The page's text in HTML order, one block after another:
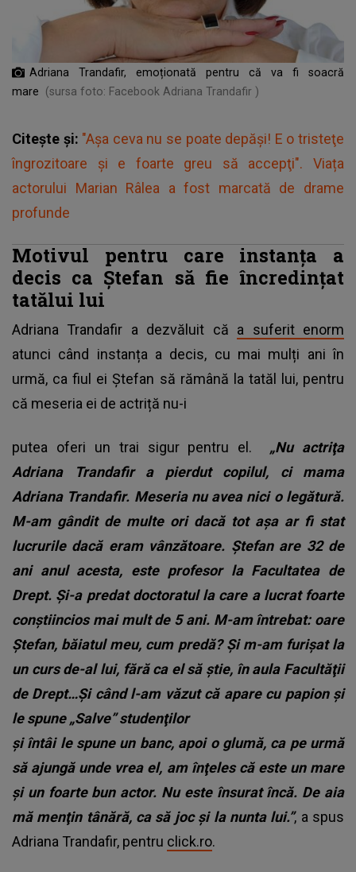
Adriana Trandafir, emoționată pentru că va fi soacră
mare
(sursa foto: Facebook Adriana Trandafir )
Citește și: "Aşa ceva nu se poate depăşi! E o tristeţe
îngrozitoare şi e foarte greu să accepţi". Viața
actorului Marian Râlea a fost marcată de drame
profunde
Motivul pentru care instanța a
decis ca Ștefan să fie încredințat
tatălui lui
Adriana Trandafir a dezvăluit că a suferit enorm
atunci când instanța a decis, cu mai mulți ani în
urmă, ca fiul ei Ștefan să rămână la tatăl lui, pentru
că meseria ei de actriță nu-i
putea oferi un trai sigur pentru el. „Nu actriţa
Adriana Trandafir a pierdut copilul, ci mama
Adriana Trandafir. Meseria nu avea nici o legătură.
M-am gândit de multe ori dacă tot aşa ar fi stat
lucrurile dacă eram vânzătoare. Ştefan are 32 de
ani anul acesta, este profesor la Facultatea de
Drept. Şi-a predat doctoratul la care a lucrat foarte
conştiincios mai mult de 5 ani. M-am întrebat: oare
Ştefan, băiatul meu, cum predă? Şi m-am furişat la
un curs de-al lui, fără ca el să ştie, în aula Facultăţii
de Drept…Şi când l-am văzut că apare cu papion şi
le spune „Salve” studenţilor
şi întâi le spune un banc, apoi o glumă, ca pe urmă
să ajungă unde vrea el, am înţeles că este un mare
şi un foarte bun actor. Nu este însurat încă. De aia
mă menţin tânără, ca să joc şi la nunta lui.”, a spus
Adriana Trandafir, pentru click.ro.